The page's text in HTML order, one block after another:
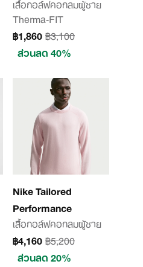
Therma-FIT
฿1,860฿3,100
ส่วนลด 40%
Nike Tailored
Performance
เสื้อกอล์ฟคอกลมผู้ชาย
฿4,160฿5,200
ส่วนลด 20%